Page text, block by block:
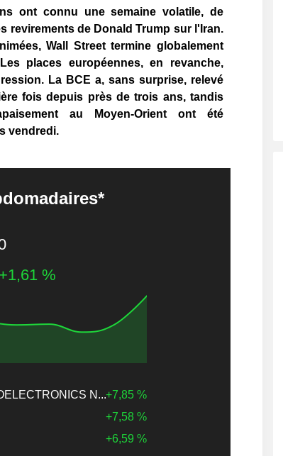
ont connu une semaine volatile, de
revirements de Donald Trump sur l'Iran.
Wall Street termine globalement
places européennes, en revanche,
La BCE a, sans surprise, relevé
fois depuis près de trois ans, tandis
au Moyen-Orient ont été
vendredi.
+1,61 %
N...+7,85 %
+7,58 %
+6,59 %